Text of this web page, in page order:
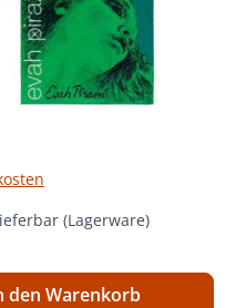
(Lagerware)
gewünschten
den Warenkorb